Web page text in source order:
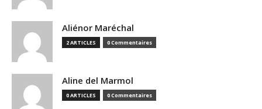
Aliénor Maréchal
2 ARTICLES 0 Commentaires
Aline del Marmol
0 ARTICLES 0 Commentaires